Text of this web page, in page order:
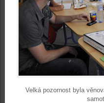
Velká pozornost byla